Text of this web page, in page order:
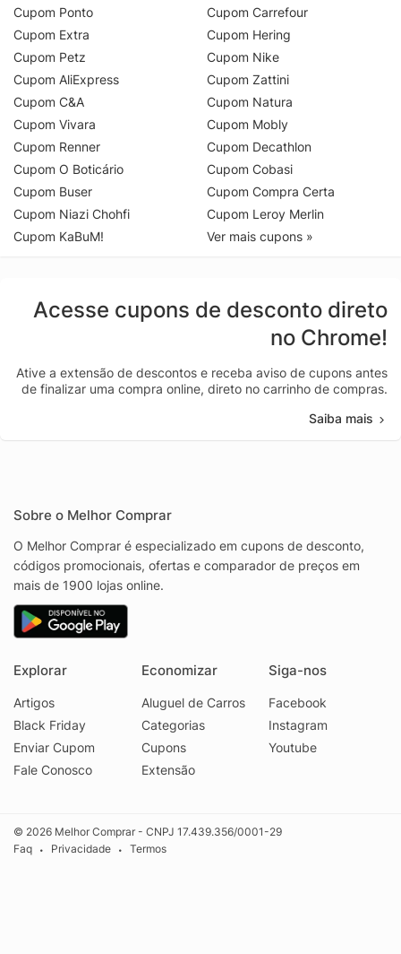
Cupom Ponto
Cupom Extra
Cupom Petz
Cupom AliExpress
Cupom C&A
Cupom Vivara
Cupom Renner
Cupom O Boticário
Cupom Buser
Cupom Niazi Chohfi
Cupom KaBuM!
Cupom Carrefour
Cupom Hering
Cupom Nike
Cupom Zattini
Cupom Natura
Cupom Mobly
Cupom Decathlon
Cupom Cobasi
Cupom Compra Certa
Cupom Leroy Merlin
Ver mais cupons »
Acesse cupons de desconto direto
no Chrome!
Ative a extensão de descontos e receba aviso de cupons antes
de finalizar uma compra online, direto no carrinho de compras.
Saiba mais
Sobre o Melhor Comprar
O Melhor Comprar é especializado em cupons de desconto,
códigos promocionais, ofertas e comparador de preços em
mais de 1900 lojas online.
Explorar
Artigos
Black Friday
Enviar Cupom
Fale Conosco
Economizar
Aluguel de Carros
Categorias
Cupons
Extensão
Siga-nos
Facebook
Instagram
Youtube
© 2026 Melhor Comprar - CNPJ 17.439.356/0001-29
Faq
• Privacidade • Termos